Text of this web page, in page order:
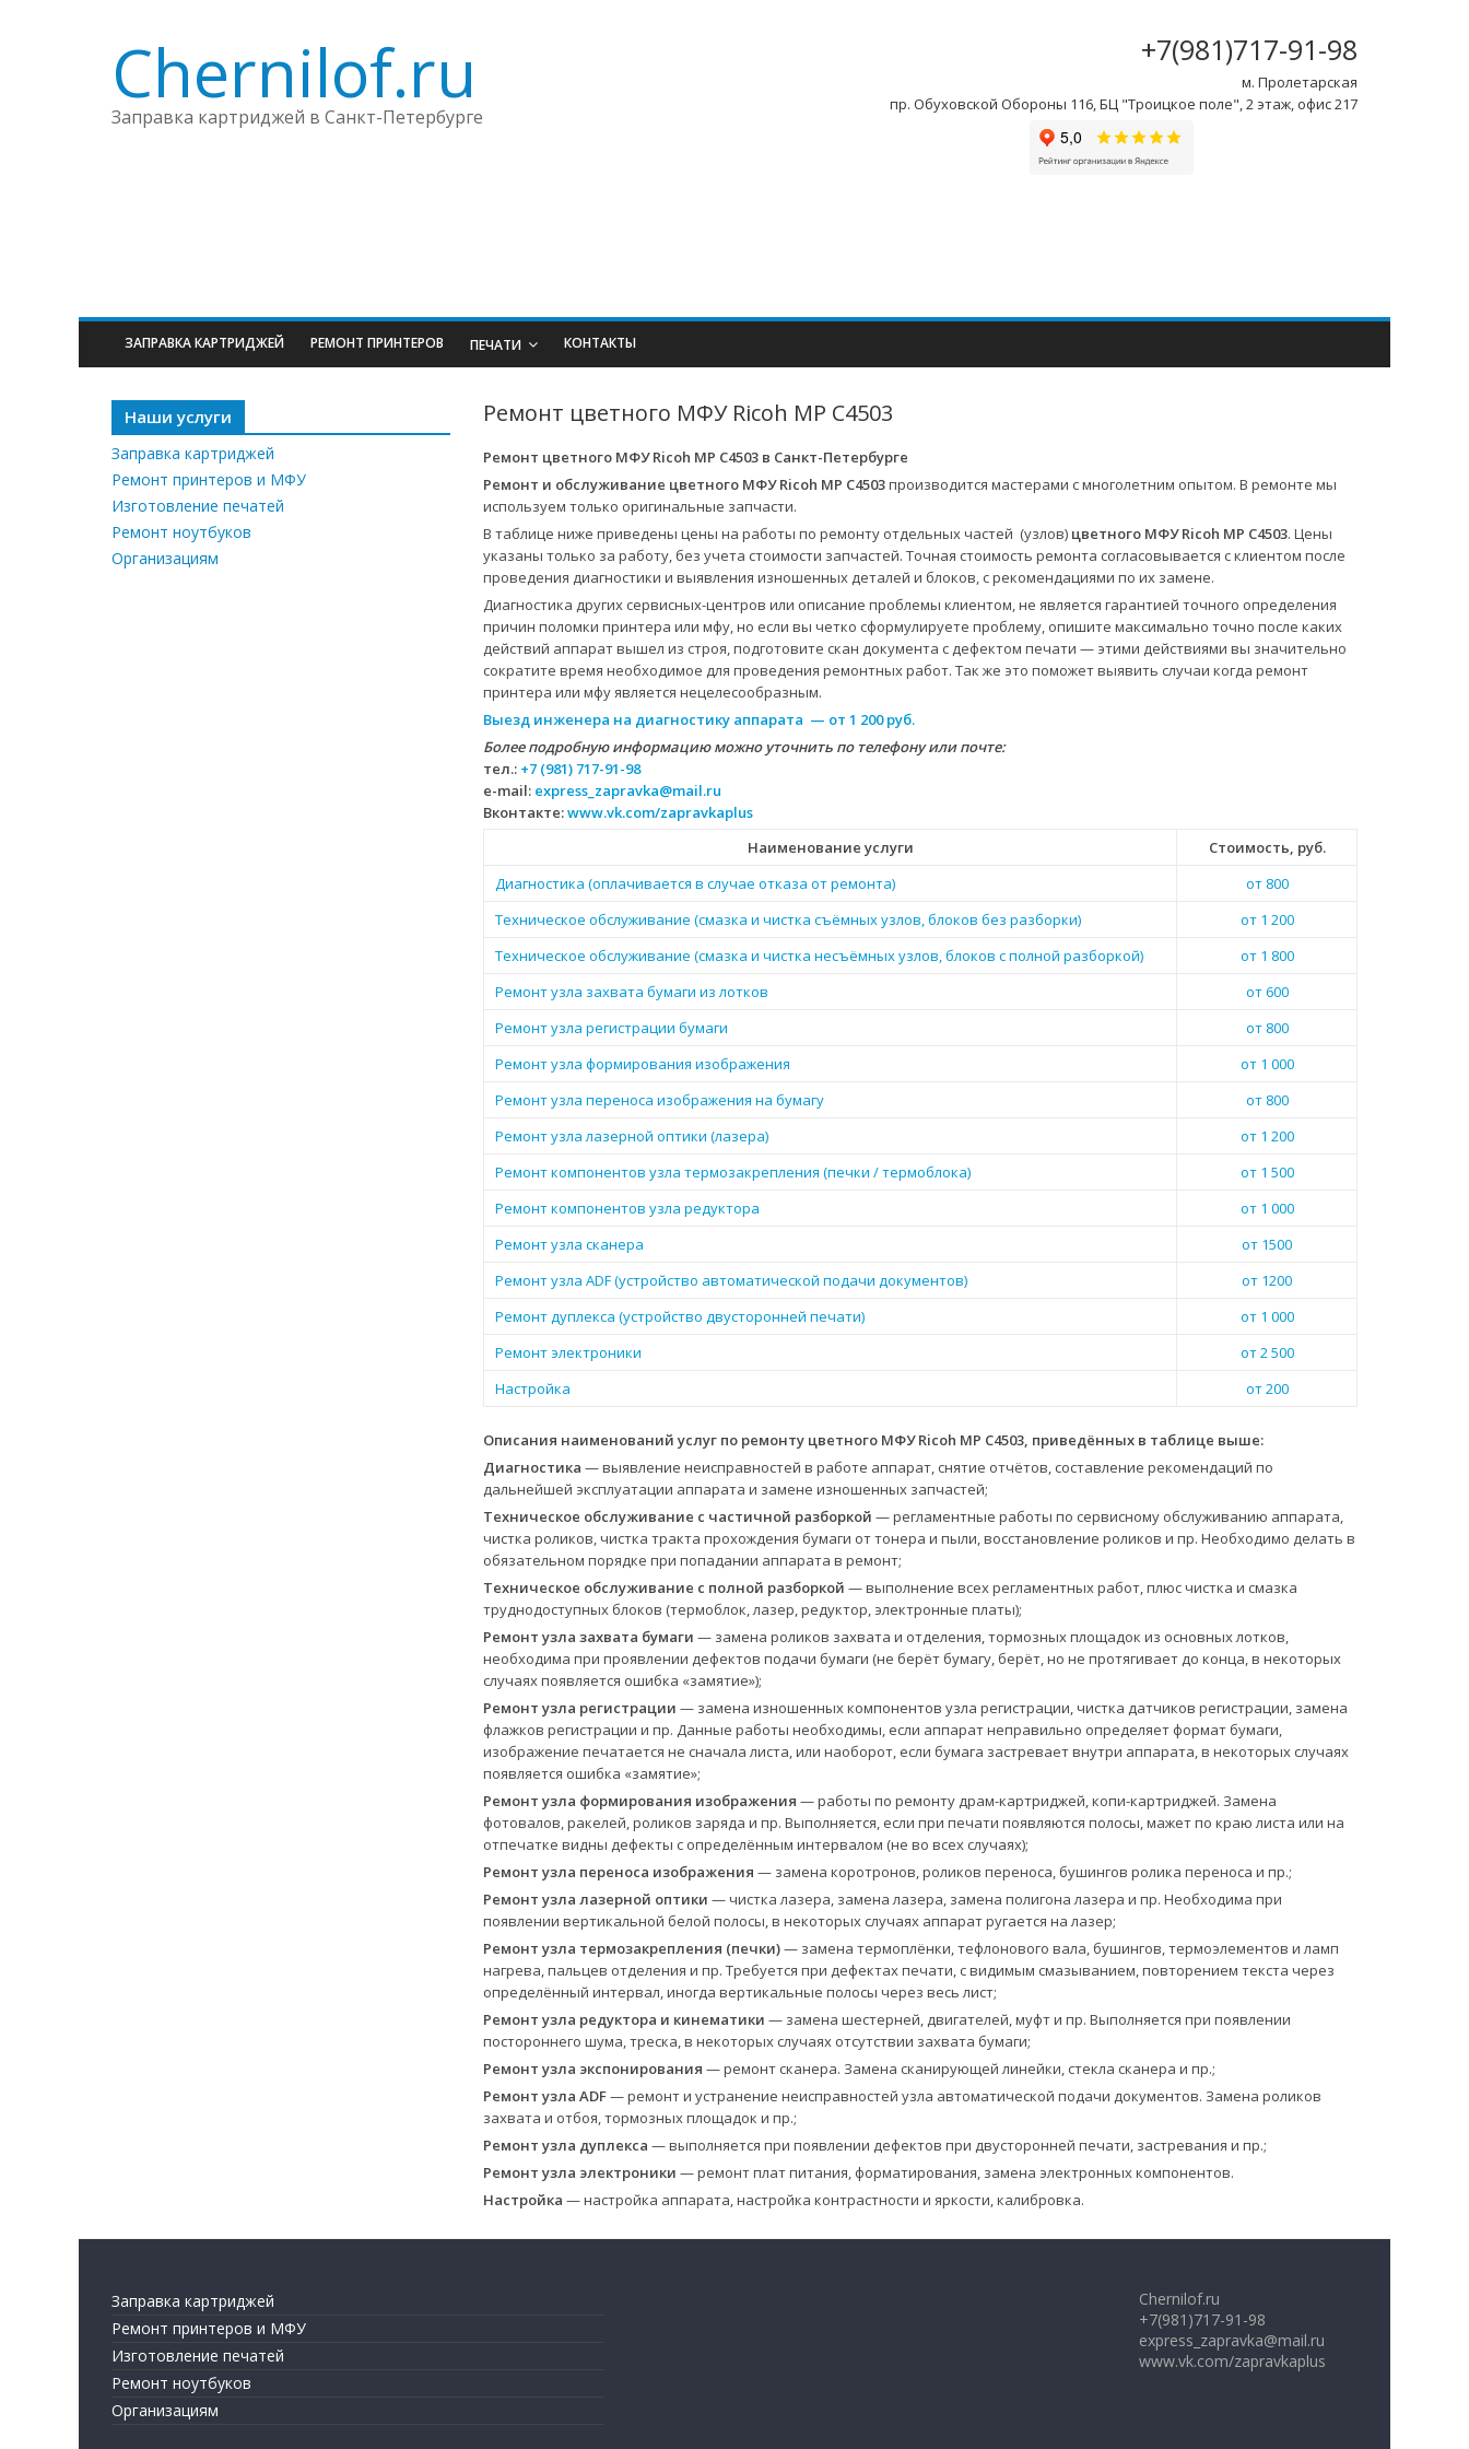
Chernilof.ru
Заправка картриджей в Санкт-Петербурге
+7(981)717-91-98
м. Пролетарская
пр. Обуховской Обороны 116, БЦ "Троицкое поле", 2 этаж, офис 217
ЗАПРАВКА КАРТРИДЖЕЙ РЕМОНТ ПРИНТЕРОВ ПЕЧАТИ КОНТАКТЫ
Ремонт цветного МФУ Ricoh MP C4503
Ремонт цветного МФУ Ricoh MP C4503 в Санкт-Петербурге
Ремонт и обслуживание цветного МФУ Ricoh MP C4503производится мастерами с многолетним опытом. В ремонте мы
используем только оригинальные запчасти.
В таблице ниже приведены цены на работы по ремонту отдельных частей (узлов) цветного МФУ Ricoh MP C4503. Цены
указаны только за работу, без учета стоимости запчастей. Точная стоимость ремонта согласовывается с клиентом после
проведения диагностики и выявления изношенных деталей и блоков, с рекомендациями по их замене.
Диагностика других сервисных-центров или описание проблемы клиентом, не является гарантией точного определения
причин поломки принтера или мфу, но если вы четко сформулируете проблему, опишите максимально точно после каких
действий аппарат вышел из строя, подготовите скан документа с дефектом печати — этими действиями вы значительно
сократите время необходимое для проведения ремонтных работ. Так же это поможет выявить случаи когда ремонт
принтера или мфу является нецелесообразным.
Выезд инженера на диагностику аппарата — от 1 200 руб.
Более подробную информацию можно уточнить по телефону или почте:
тел.: +7 (981) 717-91-98
e-mail: express_zapravka@mail.ru
Вконтакте:www.vk.com/zapravkaplus
Наименование услуги
Стоимость, руб.
Диагностика (оплачивается в случае отказа от ремонта)
от 800
Техническое обслуживание (смазка и чистка съёмных узлов, блоков без разборки)
от 1 200
Техническое обслуживание (смазка и чистка несъёмных узлов, блоков с полной разборкой)
от 1 800
Ремонт узла захвата бумаги из лотков
от 600
Ремонт узла регистрации бумаги
от 800
Ремонт узла формирования изображения
от 1 000
Ремонт узла переноса изображения на бумагу
от 800
Ремонт узла лазерной оптики (лазера)
от 1 200
Ремонт компонентов узла термозакрепления (печки / термоблока)
от 1 500
Ремонт компонентов узла редуктора
от 1 000
Ремонт узла сканера
от 1500
Ремонт узла ADF (устройство автоматической подачи документов)
от 1200
Ремонт дуплекса (устройство двусторонней печати)
от 1 000
Ремонт электроники
от 2 500
Настройка
от 200
Описания наименований услуг по ремонту цветного МФУ Ricoh MP C4503, приведённых в таблице выше:
Диагностика — выявление неисправностей в работе аппарат, снятие отчётов, составление рекомендаций по
дальнейшей эксплуатации аппарата и замене изношенных запчастей;
Техническое обслуживание с частичной разборкой — регламентные работы по сервисному обслуживанию аппарата,
чистка роликов, чистка тракта прохождения бумаги от тонера и пыли, восстановление роликов и пр. Необходимо делать в
обязательном порядке при попадании аппарата в ремонт;
Техническое обслуживание с полной разборкой — выполнение всех регламентных работ, плюс чистка и смазка
труднодоступных блоков (термоблок, лазер, редуктор, электронные платы);
Ремонт узла захвата бумаги — замена роликов захвата и отделения, тормозных площадок из основных лотков,
необходима при проявлении дефектов подачи бумаги (не берёт бумагу, берёт, но не протягивает до конца, в некоторых
случаях появляется ошибка «замятие»);
Ремонт узла регистрации — замена изношенных компонентов узла регистрации, чистка датчиков регистрации, замена
флажков регистрации и пр. Данные работы необходимы, если аппарат неправильно определяет формат бумаги,
изображение печатается не сначала листа, или наоборот, если бумага застревает внутри аппарата, в некоторых случаях
появляется ошибка «замятие»;
Ремонт узла формирования изображения — работы по ремонту драм-картриджей, копи-картриджей. Замена
фотовалов, ракелей, роликов заряда и пр. Выполняется, если при печати появляются полосы, мажет по краю листа или на
отпечатке видны дефекты с определённым интервалом (не во всех случаях);
Ремонт узла переноса изображения — замена коротронов, роликов переноса, бушингов ролика переноса и пр.;
Ремонт узла лазерной оптики — чистка лазера, замена лазера, замена полигона лазера и пр. Необходима при
появлении вертикальной белой полосы, в некоторых случаях аппарат ругается на лазер;
Ремонт узла термозакрепления (печки)— замена термоплёнки, тефлонового вала, бушингов, термоэлементов и ламп
нагрева, пальцев отделения и пр. Требуется при дефектах печати, с видимым смазыванием, повторением текста через
определённый интервал, иногда вертикальные полосы через весь лист;
Ремонт узла редуктора и кинематики — замена шестерней, двигателей, муфт и пр. Выполняется при появлении
постороннего шума, треска, в некоторых случаях отсутствии захвата бумаги;
Ремонт узла экспонирования — ремонт сканера. Замена сканирующей линейки, стекла сканера и пр.;
Ремонт узла ADF— ремонт и устранение неисправностей узла автоматической подачи документов. Замена роликов
захвата и отбоя, тормозных площадок и пр.;
Ремонт узла дуплекса — выполняется при появлении дефектов при двусторонней печати, застревания и пр.;
Ремонт узла электроники — ремонт плат питания, форматирования, замена электронных компонентов.
Настройка — настройка аппарата, настройка контрастности и яркости, калибровка.
Наши услуги
Заправка картриджей
Ремонт принтеров и МФУ
Изготовление печатей
Ремонт ноутбуков
Организациям
Заправка картриджей
Ремонт принтеров и МФУ
Изготовление печатей
Ремонт ноутбуков
Организациям
Chernilof.ru
+7(981)717-91-98
express_zapravka@mail.ru
www.vk.com/zapravkaplus